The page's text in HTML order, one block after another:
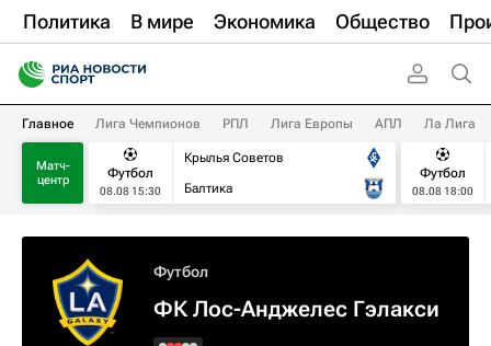
Политика В мире Экономика Общество
Главное Лига Чемпионов РПЛ Лига Европы АПЛ Ла Лига
Матч-
центр
Футбол
08.08 15:30
Крылья Советов
Балтика
Футбол
08.08 18:00
Футбол
ФК Лос-Анджелес Гэлакси